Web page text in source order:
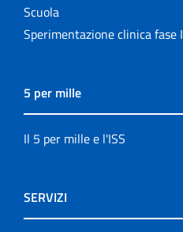
Scuola
Sperimentazione clinica fase I
5 per mille
Il 5 per mille e l'ISS
SERVIZI